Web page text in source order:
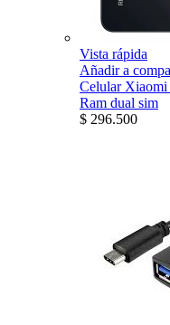
Vista rápida
Añadir a
Celular
Ram dual sim
$ 296.500